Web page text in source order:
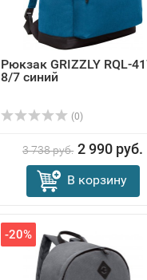
Рюкзак GRIZZLY RQL-
8/7 синий
(0)
3 738 руб. 2 990 руб.
В корзину
-20%